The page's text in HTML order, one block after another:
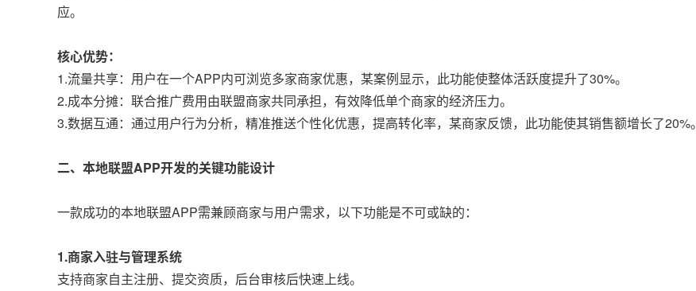
应。
核心优势：
1.流量共享：用户在一个APP内可浏览多家商家优惠，某案例显示，此功能使整体活跃度提升了30%。
2.成本分摊：联合推广费用由联盟商家共同承担，有效降低单个商家的经济压力。
3.数据互通：通过用户行为分析，精准推送个性化优惠，提高转化率，某商家反馈，此功能使其销售额增长了20%。
二、本地联盟APP开发的关键功能设计
一款成功的本地联盟APP需兼顾商家与用户需求，以下功能是不可或缺的：
1.商家入驻与管理系统
支持商家自主注册、提交资质，后台审核后快速上线。